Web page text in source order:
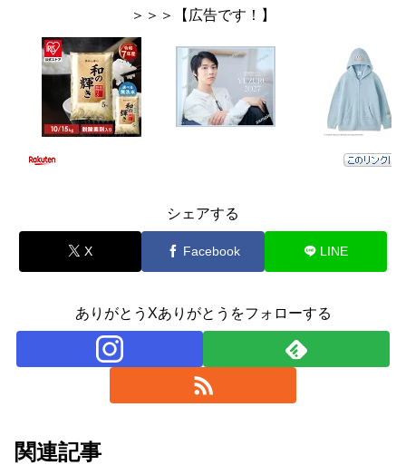
＞＞＞【広告です！】
シェアする
X Facebook LINE
ありがとうXありがとうをフォローする
関連記事